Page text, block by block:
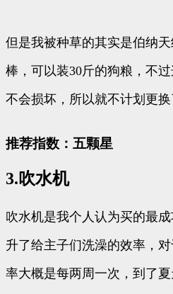
但是我被种草的其实是伯纳
棒，可以装30斤的狗粮，不
不会损坏，所以就不计划更换
推荐指数：五颗星
3.吹水机
吹水机是我个人认为买的最
升了给主子们洗澡的效率，
率大概是每两周一次，到了